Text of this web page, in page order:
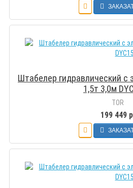
Штабелер гидравлический с
1,5т 3,0м
TOR
199 449